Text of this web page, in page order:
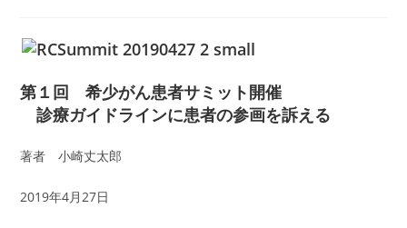
第１回 希少がん患者サミット開催
診療ガイドラインに患者の参画を訴える
著者 小崎丈太郎
2019年4月27日